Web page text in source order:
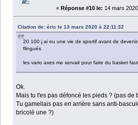
« Réponse #10 le: 14 mars
Citation de: éric le 13 mars 2020 à 22:11:32
20 100 j ai eu une vie de sportif avant de
flingués
les vario axes me servait pour faire du basket
Ok.
Mais tu t'es pas défoncé les pieds ? (pas de
Tu gamellais pas en arrière sans anti-
bricolé une ?)